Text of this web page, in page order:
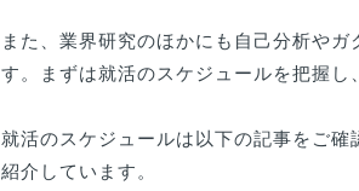
また、業界研究のほかにも自己分析や
す。まずは就活のスケジュールを把握し
就活のスケジュールは以下の記事をご
紹介しています。